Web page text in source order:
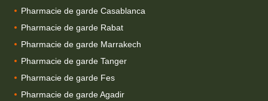
Pharmacie de garde Casablanca
Pharmacie de garde Rabat
Pharmacie de garde Marrakech
Pharmacie de garde Tanger
Pharmacie de garde Fes
Pharmacie de garde Agadir